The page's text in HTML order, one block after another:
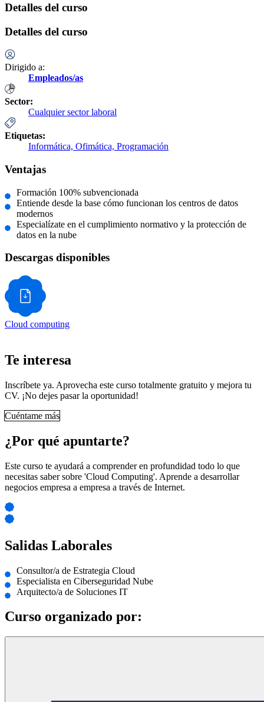
Detalles del curso
Detalles del curso
Dirigido a:
Empleados/as
Sector:
Cualquier sector laboral
Etiquetas:
Informática, Ofimática, Programación
Ventajas
Formación 100% subvencionada
Entiende desde la base cómo funcionan los centros de datos
modernos
Especialízate en el cumplimiento normativo y la protección de
datos en la nube
Descargas disponibles
Cloud computing
Te interesa
Inscríbete ya. Aprovecha este curso totalmente gratuito y mejora tu
CV. ¡No dejes pasar la oportunidad!
Cuéntame más
¿Por qué apuntarte?
Este curso te ayudará a comprender en profundidad todo lo que
necesitas saber sobre 'Cloud Computing'. Aprende a desarrollar
negocios empresa a empresa a través de Internet.
Salidas Laborales
Consultor/a de Estrategia Cloud
Especialista en Ciberseguridad Nube
Arquitecto/a de Soluciones IT
Curso organizado por: